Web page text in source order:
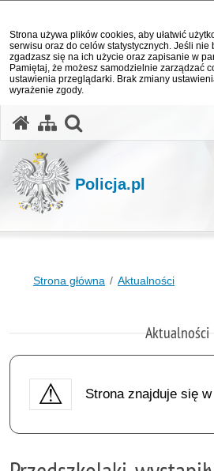
Strona używa plików cookies, aby ułatwić
serwisu oraz do celów statystycznych. Jeśli nie
zgadzasz się na ich użycie oraz zapisanie w
Pamiętaj, że możesz samodzielnie zarządzać
ustawienia przeglądarki. Brak zmiany
wyrażenie zgody.
Policja.pl
Strona główna Aktualności
Aktualności
Strona znajduje się